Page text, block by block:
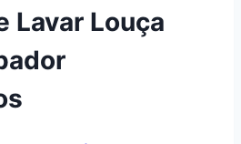
Lavar Louça